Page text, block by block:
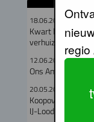
18.06.2026
Kwart
verhuizen
12.06.2026
Ons Amsterdam:
20.05.2026
IJ-Loods op de
regio